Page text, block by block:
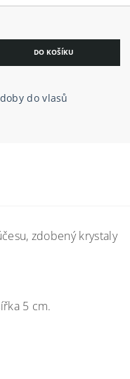
do vlasů
zdobený krystaly
5 cm.